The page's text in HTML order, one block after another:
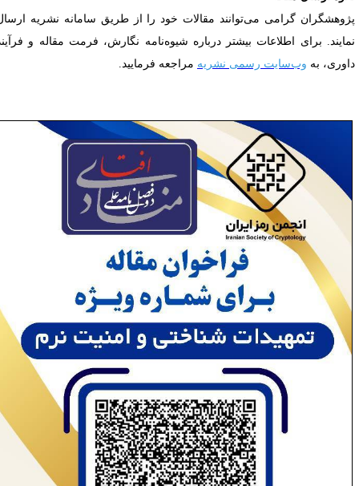
گرامی می‌توانند مقالات خود را از طریق سامانه نشریه ارسال
برای اطلاعات بیشتر درباره شیوه‌نامه نگارش، فرمت مقاله و فرآیند
بهوب‌سایت رسمی نشریهمراجعه فرمایید.